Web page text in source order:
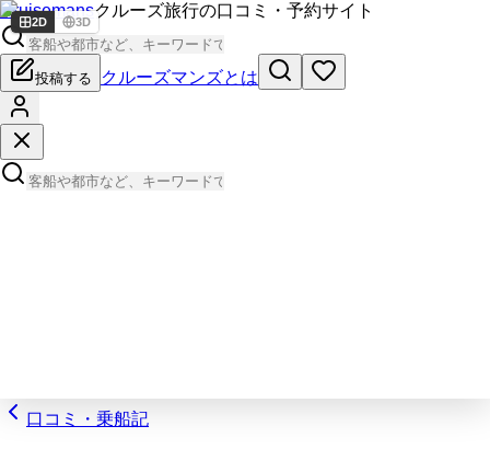
Cruisemansクルーズ旅行の口コミ・予約サイト
投稿する クルーズマンズとは
口コミ・乗船記
2D 3D